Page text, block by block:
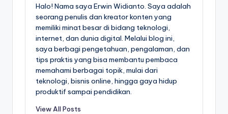
Halo! Nama saya Erwin Widianto. Saya adalah
seorang penulis dan kreator konten yang
memiliki minat besar di bidang teknologi,
internet, dan dunia digital. Melalui blog ini,
saya berbagi pengetahuan, pengalaman, dan
tips praktis yang bisa membantu pembaca
memahami berbagai topik, mulai dari
teknologi, bisnis online, hingga gaya hidup
produktif sampai pendidikan.
View All Posts